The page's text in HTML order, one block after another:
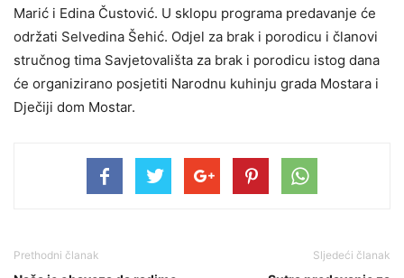
Marić i Edina Čustović. U sklopu programa predavanje će
održati Selvedina Šehić. Odjel za brak i porodicu i članovi
stručnog tima Savjetovališta za brak i porodicu istog dana
će organizirano posjetiti Narodnu kuhinju grada Mostara i
Dječiji dom Mostar.
Prethodni članak Sljedeći članak